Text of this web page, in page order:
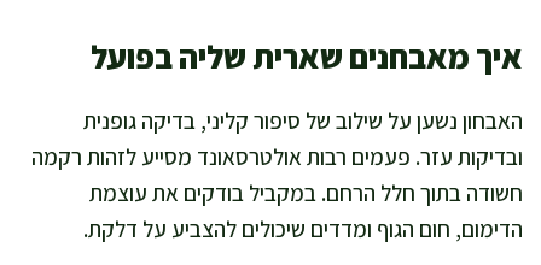
איך מאבחנים שארית שליה בפועל
האבחון נשען על שילוב של סיפור קליני, בדיקה גופנית
ובדיקות עזר. פעמים רבות אולטרסאונד מסייע לזהות רקמה
חשודה בתוך חלל הרחם. במקביל בודקים את עוצמת
הדימום, חום הגוף ומדדים שיכולים להצביע על דלקת.